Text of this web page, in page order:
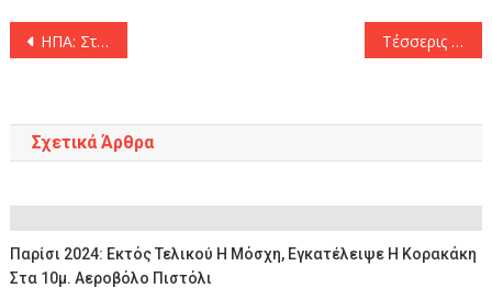
Πλοήγηση
ΗΠΑ: Στη εντατική ο υπουργός Άμυνας Όστιν Τέσσερις νεκροί σε ναυτιλιακή εταιρεία στη Γλυφάδα – Ανάμεσά τους και ο Αιγύπτιος δράστης
Σχετικά Άρθρα
Παρίσι 2024: Εκτός Τελικού Η Μόσχη, Εγκατέλειψε Η Κορακάκη
Στα 10μ. Αεροβόλο Πιστόλι